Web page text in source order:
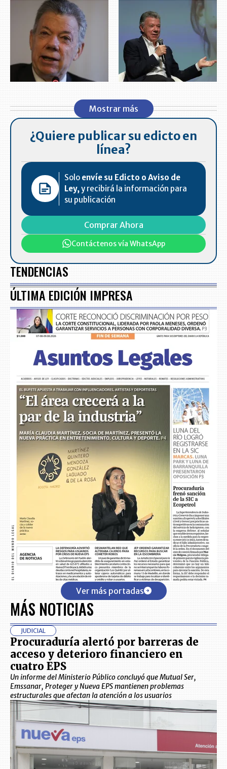
Mostrar más
¿Quiere publicar su edicto en
línea?
Solo envíe su Edicto o Aviso de
Ley,y recibirá la información para
su publicación
Comprar Ahora
Contáctenos vía WhatsApp
TENDENCIAS
ÚLTIMA EDICIÓN IMPRESA
Ver más portadas
MÁS NOTICIAS
JUDICIAL
Procuraduría alertó por barreras de
acceso y deterioro financiero en
cuatro EPS
Un informe del Ministerio Público concluyó que Mutual Ser,
Emssanar, Proteger y Nueva EPS mantienen problemas
estructurales que afectan la atención a los usuarios